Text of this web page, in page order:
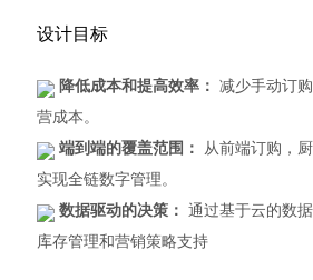
设计目标
降低成本和提高效率： 减少手动订
营成本。
端到端的覆盖范围： 从前端订购，
实现全链数字管理。
数据驱动的决策： 通过基于云的数
库存管理和营销策略支持